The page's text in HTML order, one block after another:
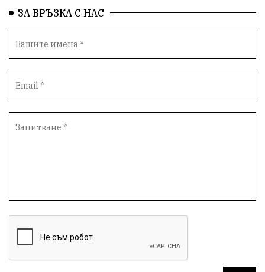
Автопоход Костинброд
Столичен общински съвет Маратон кауза
сбъдната мечта
Счетоводство Референдум Вот на недоверие
Дарение Политическа журналистика
Съпричастност Парламент Транспорт
ЗА ВРЪЗКА С НАС